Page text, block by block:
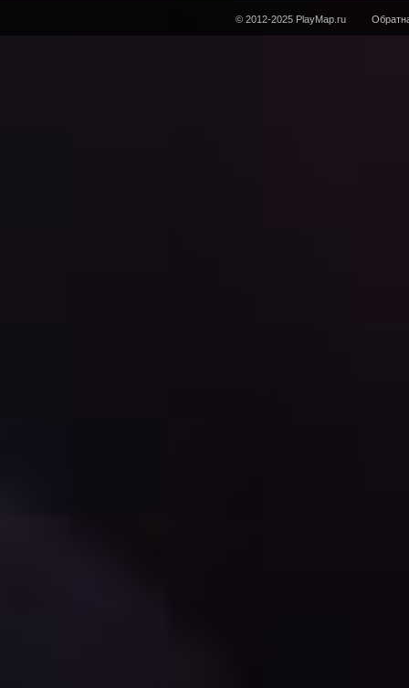
© 2012-2025 PlayMap.ru